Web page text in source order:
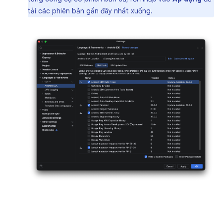
tải các phiên bản gần đây nhất xuống.